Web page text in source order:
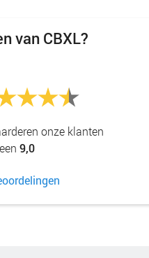
van CBXL?
onze klanten
9,0